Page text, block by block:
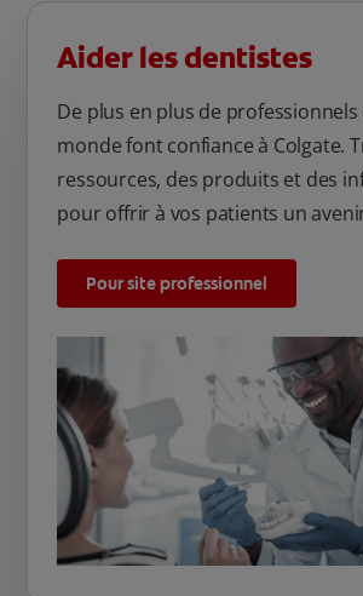
Aider les dentistes
De plus en plus de professionnels
monde font confiance à Colgate.
ressources, des produits et des
pour offrir à vos patients un
Pour site professionnel